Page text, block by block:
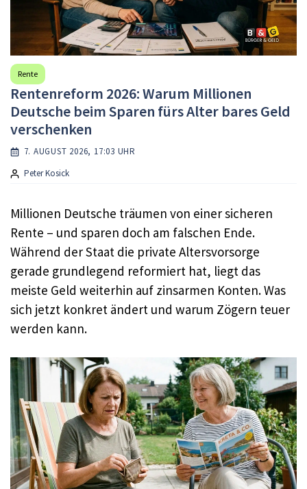
Rente
Rentenreform 2026: Warum Millionen
Deutsche beim Sparen fürs Alter bares Geld
verschenken
7. AUGUST 2026, 17:03 UHR
Peter Kosick
Millionen Deutsche träumen von einer sicheren
Rente – und sparen doch am falschen Ende.
Während der Staat die private Altersvorsorge
gerade grundlegend reformiert hat, liegt das
meiste Geld weiterhin auf zinsarmen Konten. Was
sich jetzt konkret ändert und warum Zögern teuer
werden kann.